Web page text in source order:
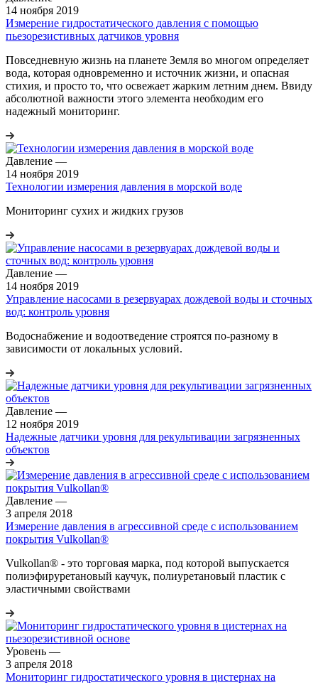
14 ноября 2019
Измерение гидростатического давления с помощью
пьезорезистивных датчиков уровня
Повседневную жизнь на планете Земля во многом определяет
вода, которая одновременно и источник жизни, и опасная
стихия, и просто то, что освежает жарким летним днем. Ввиду
абсолютной важности этого элемента необходим его
надежный мониторинг.
Давление —
14 ноября 2019
Технологии измерения давления в морской воде
Мониторинг сухих и жидких грузов
Давление —
14 ноября 2019
Управление насосами в резервуарах дождевой воды и сточных
вод: контроль уровня
Водоснабжение и водоотведение строятся по-разному в
зависимости от локальных условий.
Давление —
12 ноября 2019
Надежные датчики уровня для рекультивации загрязненных
объектов
Давление —
3 апреля 2018
Измерение давления в агрессивной среде с использованием
покрытия Vulkollan®
Vulkollan® - это торговая марка, под которой выпускается
полиэфируретановый каучук, полиуретановый пластик с
эластичными свойствами
Уровень —
3 апреля 2018
Мониторинг гидростатического уровня в цистернах на